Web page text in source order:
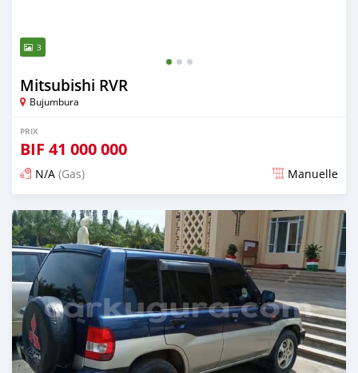
3
Mitsubishi RVR
Bujumbura
PRIX
BIF 41 000 000
N/A (Gas) Manuelle
Publié il y a plus de 2 ans